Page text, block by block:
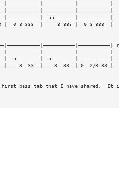
3—33—|
bass tab that I have shared.  It is